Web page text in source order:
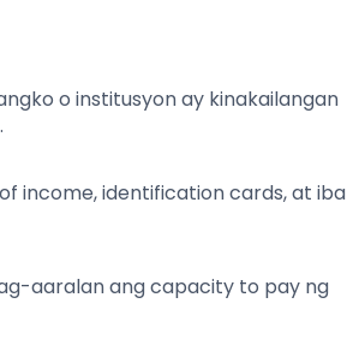
o institusyon ay kinakailangan
income, identification cards, at iba
aaralan ang capacity to pay ng